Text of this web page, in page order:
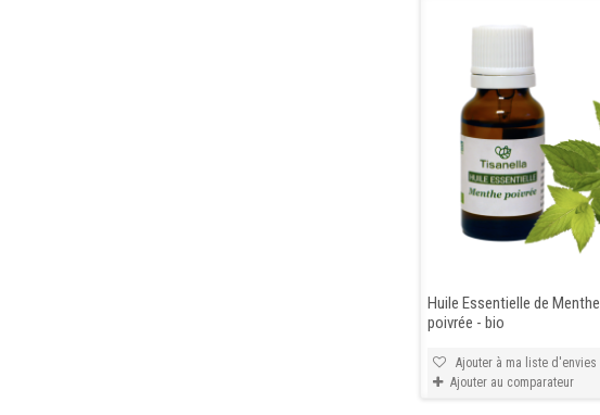
Huile Essentielle de Menthe
poivrée - bio
Ajouter à ma liste d'envies
Ajouter au comparateur